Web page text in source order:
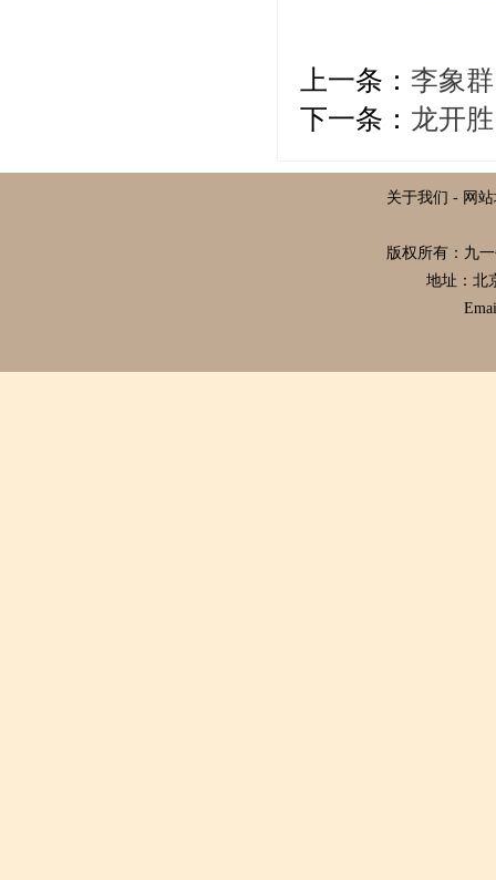
上一条： 李象群
下一条： 龙开胜
关于我们 - 网
版权所有：九
地址：北